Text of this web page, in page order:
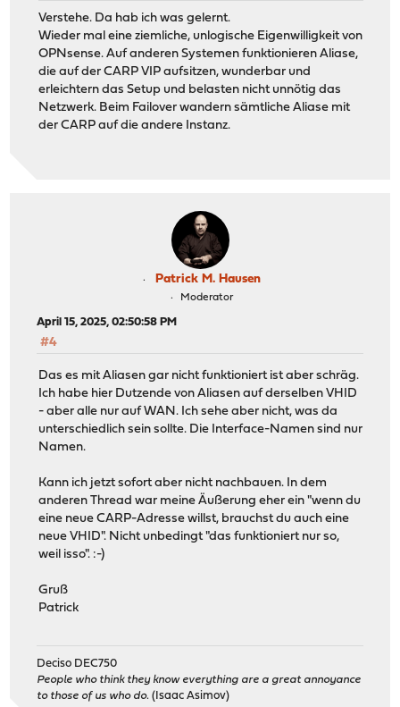
Verstehe. Da hab ich was gelernt.
Wieder mal eine ziemliche, unlogische Eigenwilligkeit von
OPNsense. Auf anderen Systemen funktionieren Aliase,
die auf der CARP VIP aufsitzen, wunderbar und
erleichtern das Setup und belasten nicht unnötig das
Netzwerk. Beim Failover wandern sämtliche Aliase mit
der CARP auf die andere Instanz.
Patrick M. Hausen
Moderator
April 15, 2025, 02:50:58 PM
#4
Das es mit Aliasen gar nicht funktioniert ist aber schräg.
Ich habe hier Dutzende von Aliasen auf derselben VHID
- aber alle nur auf WAN. Ich sehe aber nicht, was da
unterschiedlich sein sollte. Die Interface-Namen sind nur
Namen.
Kann ich jetzt sofort aber nicht nachbauen. In dem
anderen Thread war meine Äußerung eher ein "wenn du
eine neue CARP-Adresse willst, brauchst du auch eine
neue VHID". Nicht unbedingt "das funktioniert nur so,
weil isso". :-)
Gruß
Patrick
Deciso DEC750
People who think they know everything are a great annoyance
to those of us who do. (Isaac Asimov)